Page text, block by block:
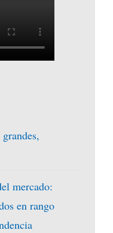
mercado:
en rango